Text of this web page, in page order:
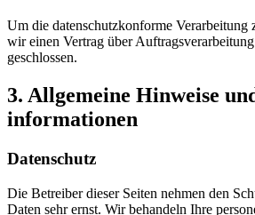
Um die datenschutzkonforme Verarbeitung
wir einen Vertrag über
geschlossen.
3. Allgemeine Hinweise
informationen
Datenschutz
Die Betreiber dieser Seiten nehmen den
Daten sehr ernst. Wir behandeln Ihre